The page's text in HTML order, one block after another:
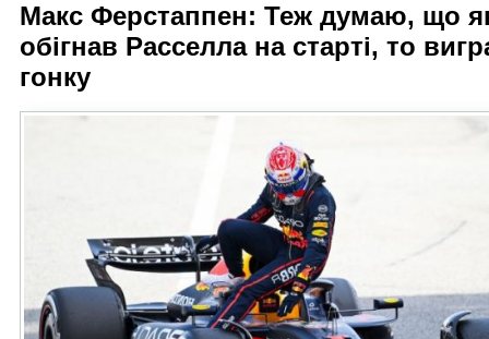
Макс Ферстаппен: Теж думаю, що
обігнав Расселла на старті, то
гонку